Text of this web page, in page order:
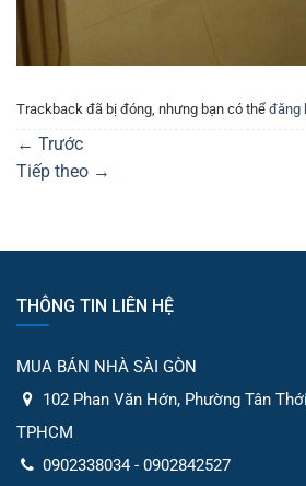
Trackback đã bị đóng, nhưng bạn có thể đăng
← Trước
Tiếp theo →
THÔNG TIN LIÊN HỆ
MUA BÁN NHÀ SÀI GÒN
102 Phan Văn Hớn, Phường Tân
TPHCM
0902338034 - 0902842527